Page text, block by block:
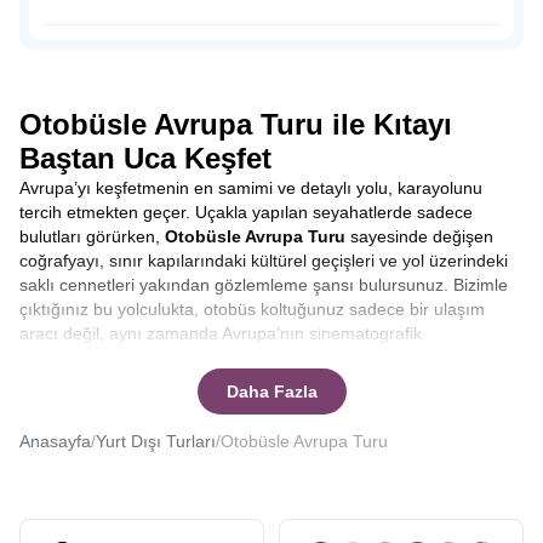
doğal güzelliğine rağmen, henüz çılgın turist kalabalığına
uğramamış bakir bir yerleşim yeri.
Otobüsle Avrupa Turu ile Kıtayı
Baştan Uca Keşfet
Avrupa’yı keşfetmenin en samimi ve detaylı yolu, karayolunu
tercih etmekten geçer. Uçakla yapılan seyahatlerde sadece
bulutları görürken, Otobüsle Avrupa Turu sayesinde değişen
coğrafyayı, sınır kapılarındaki kültürel geçişleri ve yol üzerindeki
saklı cennetleri yakından gözlemleme şansı bulursunuz. Bizimle
çıktığınız bu yolculukta, otobüs koltuğunuz sadece bir ulaşım
aracı değil, aynı zamanda Avrupa’nın sinematografik
şehirler arası geçişlerde rehberlerimizin anlatımlarıyla
bilgilenirken, molalarda yerel lezzetleri tatma fırsatı yakalarsınız.
kendisinden keyif alanlar için tasarlanmıştır.
Seyahat etmek, sadece yeni yerler görmek değil, aynı zamanda
Daha Fazla
Anasayfa/Yurt Dışı Turları/Otobüsle Avrupa Turu